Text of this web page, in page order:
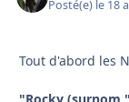
Posté(e) le 18
Tout d'abord les